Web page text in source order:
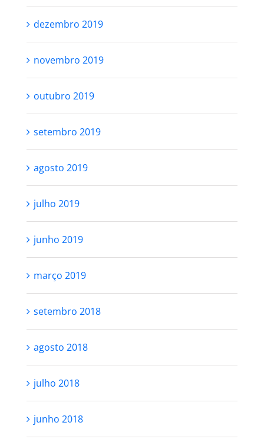
dezembro 2019
novembro 2019
outubro 2019
setembro 2019
agosto 2019
julho 2019
junho 2019
março 2019
setembro 2018
agosto 2018
julho 2018
junho 2018